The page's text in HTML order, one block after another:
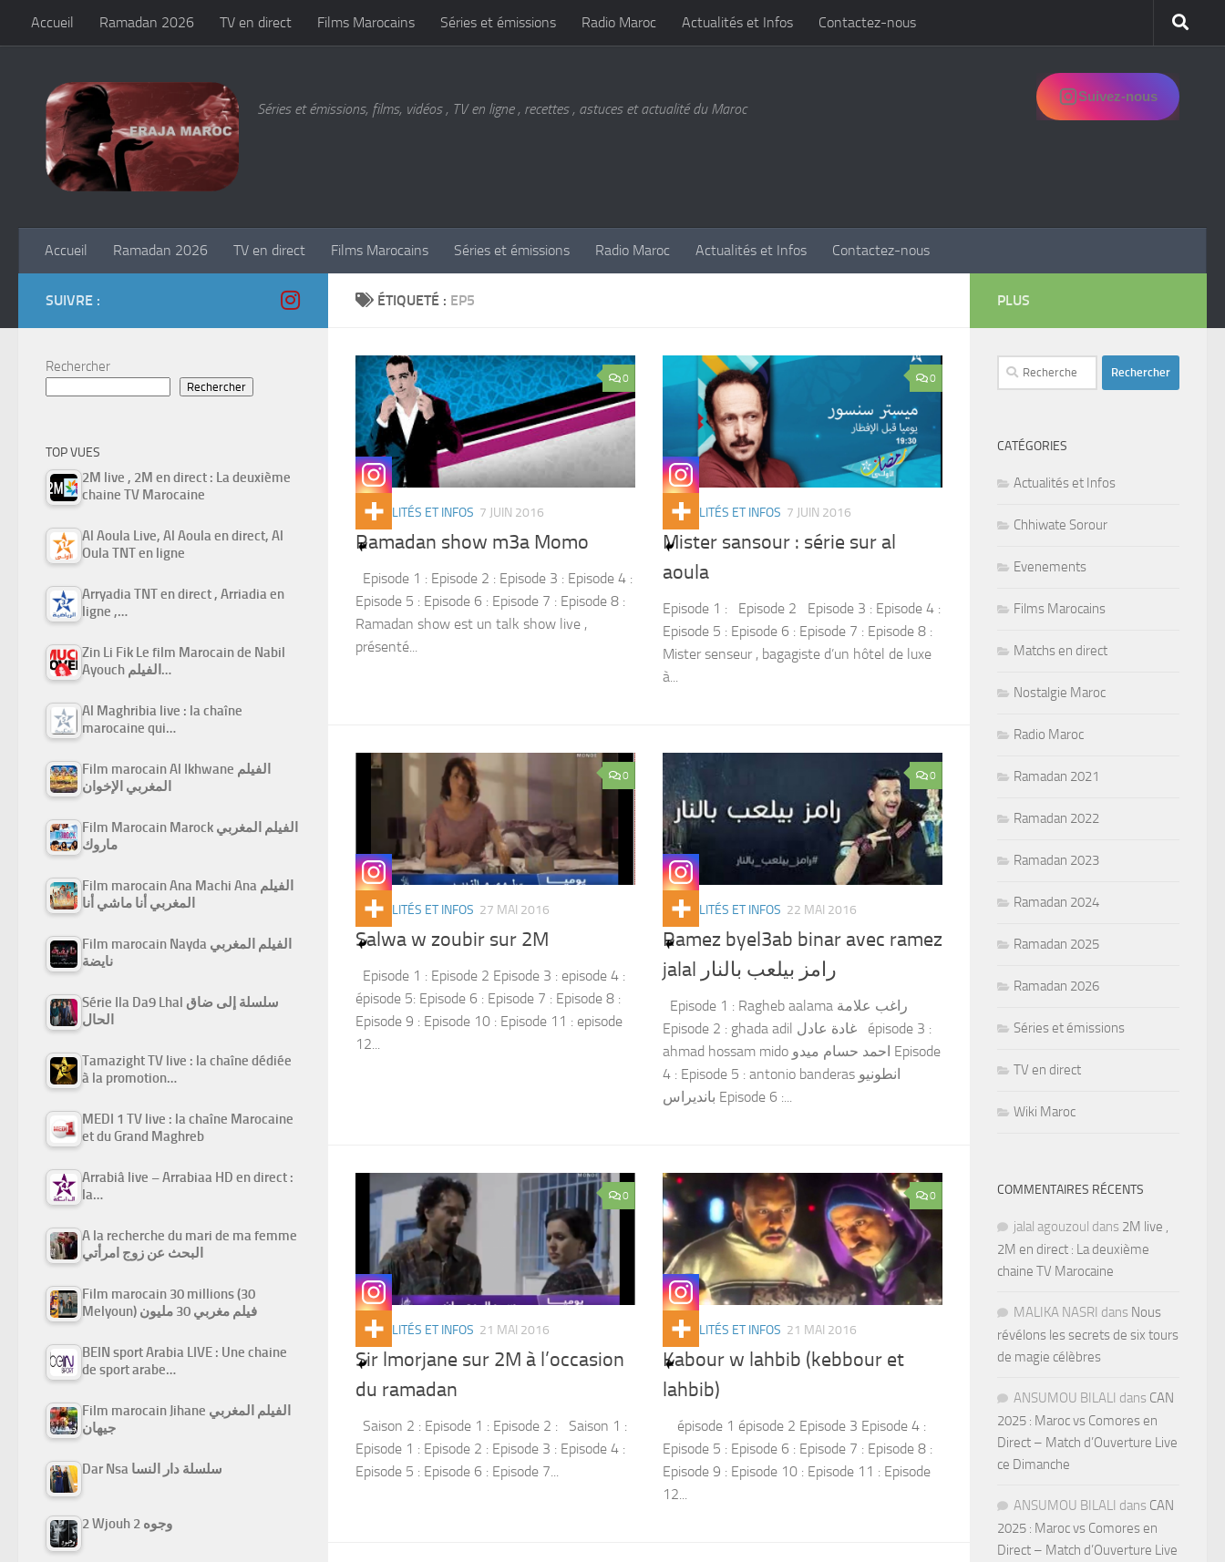
Skip to content
Accueil Ramadan 2026 TV en direct Films Marocains Séries et émissions Radio Maroc Actualités et Infos Contactez-nous
Séries et émissions, films, vidéos , TV en ligne , recettes , astuces et actualité du Maroc
Suivez-nous
Accueil Ramadan 2026 TV en direct Films Marocains Séries et émissions Radio Maroc Actualités et Infos Contactez-nous
ÉTIQUETÉ : EP5
0
ACTUALITÉS ET INFOS 7 JUIN 2016
Ramadan show m3a Momo
Episode 1 : Episode 2 : Episode 3 : Episode 4 :
Episode 5 : Episode 6 : Episode 7 : Episode 8 :
Ramadan show est un talk show live ,
présenté...
0
ACTUALITÉS ET INFOS 7 JUIN 2016
Mister sansour : série sur al
aoula
Episode 1 : Episode 2 Episode 3 : Episode 4 :
Episode 5 : Episode 6 : Episode 7 : Episode 8 :
Mister senseur , bagagiste d’un hôtel de luxe
à...
0
ACTUALITÉS ET INFOS 27 MAI 2016
Salwa w zoubir sur 2M
Episode 1 : Episode 2 Episode 3 : episode 4 :
épisode 5: Episode 6 : Episode 7 : Episode 8 :
Episode 9 : Episode 10 : Episode 11 : episode
12...
0
ACTUALITÉS ET INFOS 22 MAI 2016
Ramez byel3ab binar avec ramez
jalal رامز بيلعب بالنار
Episode 1 : Ragheb aalama راغب علامة
Episode 2 : ghada adil غادة عادل épisode 3 :
ahmad hossam mido احمد حسام ميدو Episode
4 : Episode 5 : antonio banderas انطونيو
بانديراس Episode 6 :...
0
ACTUALITÉS ET INFOS 21 MAI 2016
Sir lmorjane sur 2M à l’occasion
du ramadan
Saison 2 : Episode 1 : Episode 2 : Saison 1 :
Episode 1 : Episode 2 : Episode 3 : Episode 4 :
Episode 5 : Episode 6 : Episode 7...
0
ACTUALITÉS ET INFOS 21 MAI 2016
Kabour w lahbib (kebbour et
lahbib)
épisode 1 épisode 2 Episode 3 Episode 4 :
Episode 5 : Episode 6 : Episode 7 : Episode 8 :
Episode 9 : Episode 10 : Episode 11 : Episode
12...
SUIVRE :
Rechercher
Rechercher
TOP VUES
2M live , 2M en direct : La deuxième
chaine TV Marocaine
Al Aoula Live, Al Aoula en direct, Al
Oula TNT en ligne
Arryadia TNT en direct , Arriadia en
ligne ,…
Zin Li Fik Le film Marocain de Nabil
Ayouch الفيلم…
Al Maghribia live : la chaîne
marocaine qui…
Film marocain Al Ikhwane الفيلم
المغربي الإخوان
Film Marocain Marock الفيلم المغربي
ماروك
Film marocain Ana Machi Ana الفيلم
المغربي أنا ماشي أنا
Film marocain Nayda الفيلم المغربي
نايضة
Série Ila Da9 Lhal سلسلة إلى ضاق
الحال
Tamazight TV live : la chaîne dédiée
à la promotion…
MEDI 1 TV live : la chaîne Marocaine
et du Grand Maghreb
Arrabiâ live – Arrabiaa HD en direct :
la…
A la recherche du mari de ma femme
البحث عن زوج امرأتي
Film marocain 30 millions (30
Melyoun) فيلم مغربي 30 مليون
BEIN sport Arabia LIVE : Une chaine
de sport arabe…
Film marocain Jihane الفيلم المغربي
جيهان
Dar Nsa سلسلة دار النسا
2 Wjouh 2 وجوه
PLUS
Rechercher :
CATÉGORIES
Actualités et Infos
Chhiwate Sorour
Evenements
Films Marocains
Matchs en direct
Nostalgie Maroc
Radio Maroc
Ramadan 2021
Ramadan 2022
Ramadan 2023
Ramadan 2024
Ramadan 2025
Ramadan 2026
Séries et émissions
TV en direct
Wiki Maroc
COMMENTAIRES RÉCENTS
jalal agouzoul dans 2M live ,
2M en direct : La deuxième
chaine TV Marocaine
MALIKA NASRI dans Nous
révélons les secrets de six tours
de magie célèbres
ANSUMOU BILALI dans CAN
2025 : Maroc vs Comores en
Direct – Match d’Ouverture Live
ce Dimanche
ANSUMOU BILALI dans CAN
2025 : Maroc vs Comores en
Direct – Match d’Ouverture Live